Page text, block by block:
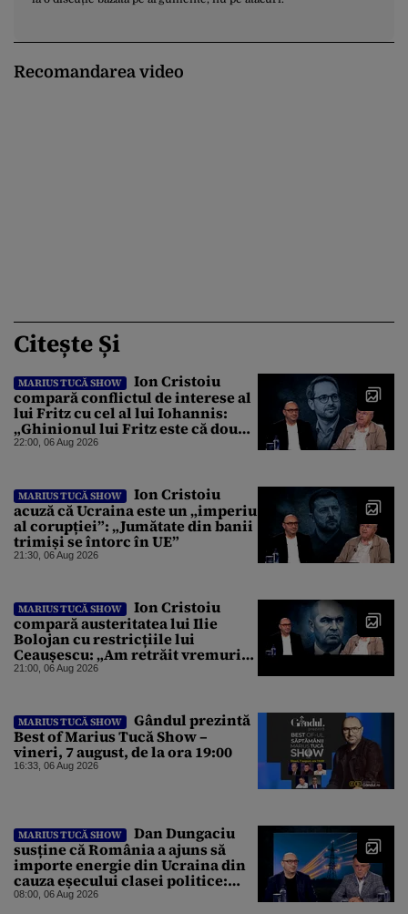
Recomandarea video
Citește Și
MARIUS TUCĂ SHOW
Ion Cristoiu
compară conflictul de interese al
lui Fritz cu cel al lui Iohannis:
„Ghinionul lui Fritz este că două
instanțe l-au declarat
22:00, 06 Aug 2026
MARIUS TUCĂ SHOW
Ion Cristoiu
acuză că Ucraina este un „imperiu
al corupției”: „Jumătate din banii
trimiși se întorc în UE”
21:30, 06 Aug 2026
MARIUS TUCĂ SHOW
Ion Cristoiu
compară austeritatea lui Ilie
Bolojan cu restricțiile lui
Ceaușescu: „Am retrăit vremurile
tinereții”
21:00, 06 Aug 2026
MARIUS TUCĂ SHOW
Gândul prezintă
Best of Marius Tucă Show –
vineri, 7 august, de la ora 19:00
16:33, 06 Aug 2026
MARIUS TUCĂ SHOW
Dan Dungaciu
susține că România a ajuns să
importe energie din Ucraina din
cauza eșecului clasei politice:
Este bilanțul politic al ultimilor
08:00, 06 Aug 2026